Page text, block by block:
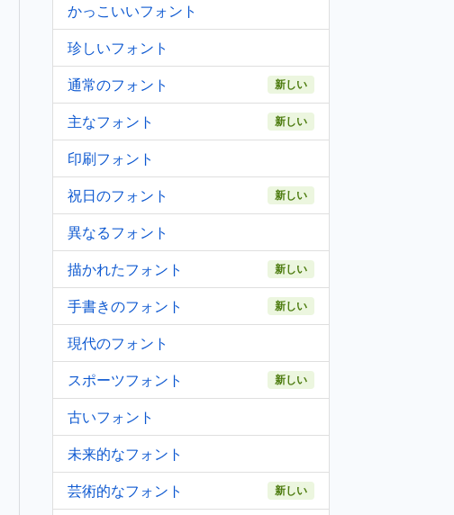
かっこいいフォント
珍しいフォント
通常のフォント
新しい
主なフォント 新しい
印刷フォント
祝日のフォント
新しい
異なるフォント
描かれたフォント
新しい
手書きのフォント 新しい
現代のフォント
スポーツフォント
新しい
古いフォント
未来的なフォント
芸術的なフォント
新しい